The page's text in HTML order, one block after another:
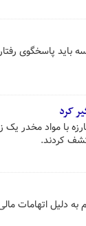
پاسخگوی
با مواد مخدر
به دلیل اتهامات